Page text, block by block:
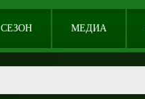
СЕЗОН МЕДИА